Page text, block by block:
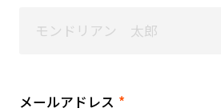
メールアドレス *